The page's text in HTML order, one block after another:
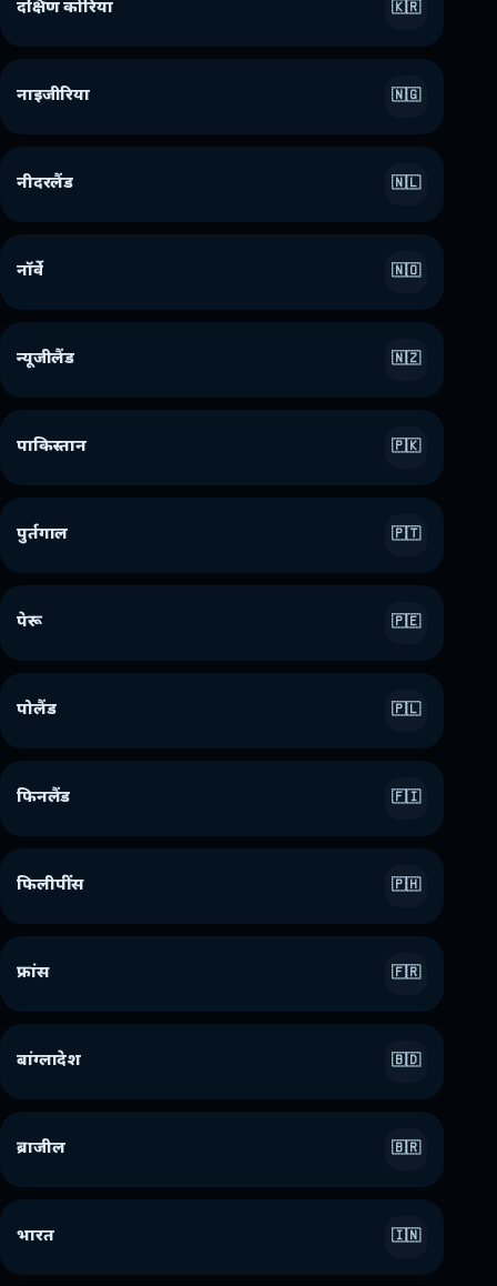
दक्षिण कोरिया 🇰🇷
नाइजीरिया 🇳🇬
नीदरलैंड 🇳🇱
नॉर्वे 🇳🇴
न्यूजीलैंड 🇳🇿
पाकिस्तान 🇵🇰
पुर्तगाल 🇵🇹
पेरू 🇵🇪
पोलैंड 🇵🇱
फिनलैंड 🇫🇮
फिलीपींस 🇵🇭
फ्रांस 🇫🇷
बांग्लादेश 🇧🇩
ब्राजील 🇧🇷
भारत 🇮🇳